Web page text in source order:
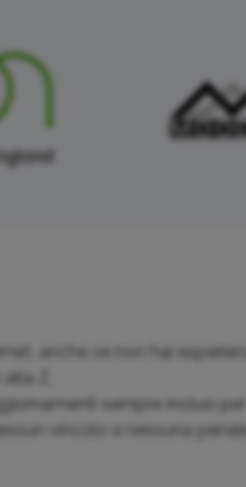
anche se non hai
Z.
sempre inclusi per
vincolo e nessuna